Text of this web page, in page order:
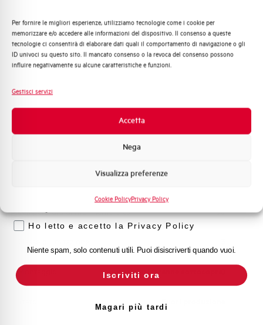
Per fornire le migliori esperienze, utilizziamo tecnologie come i cookie per
memorizzare e/o accedere alle informazioni del dispositivo. Il consenso a queste
tecnologie ci consentirà di elaborare dati quali il comportamento di navigazione o gli
ID univoci su questo sito. Il mancato consenso o la revoca del consenso possono
influire negativamente su alcune caratteristiche e funzioni.
Gestisci servizi
Accetta
Nega
Visualizza preferenze
Cookie PolicyPrivacy Policy
(%Icu)
Capacità dei terminali 1…35 mm²
secondo EN 60947-2
Temperatura di riferimento (°C) 30
Montaggio qualsiasi (tranne sottosopra)
Fuori produzione
Quali argomenti ti interessano di più?
Distribuzione di Energia
Automazione Industriale
Sistema Quadri
Promozioni e offerte
Formazione tecnica
Voglio ricevere aggiornamenti, novità di
Ho letto e accetto la Privacy Policy
Niente spam, solo contenuti utili. Puoi disiscriverti quando vuoi.
Iscriviti ora
Magari più tardi